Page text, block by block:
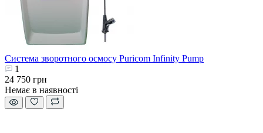
Система зворотного осмосу Puricom Infinity Pump
1
24 750 грн
Немає в наявності